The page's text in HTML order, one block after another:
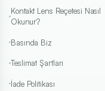
Kontakt Lens Reçetesi Nasıl
Okunur?
Basında Biz
Teslimat Şartları
İade Politikası